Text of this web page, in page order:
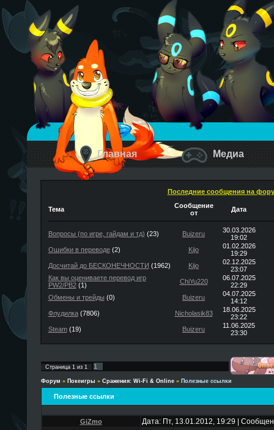
Главная Медиа
Последние сообщения на
Тема
Сообщение
от
Дата
Вопросы (по игре, гайдам и тд) (23) Buizeru
30.03.2026
19:02
Ошибки в переводе(2) Kijo
01.02.2026
19:29
Досчитай до БЕСКОНЕЧНОСТИ (1962) Kijo
02.12.2025
23:07
Как вы оцениваете перевод игр
PW2/PB2(1) ChiYu220
06.07.2025
22:29
Обмены и трейды (0) Buizeru
04.07.2025
14:12
Флудилка(7806) Nicholasik83
18.06.2025
23:22
Steam(19) Buizeru
11.06.2025
23:30
Страница 1из 1 1
Форум » Покеигры » Сражения: Wi-Fi & Online » Полезные ссылки
Полезные ссылки
GiZmo Дата: Пт, 13.01.2012, 19:29 |